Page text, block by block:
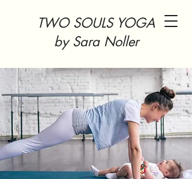
TWO SOULS YOGA
​by Sara Noller